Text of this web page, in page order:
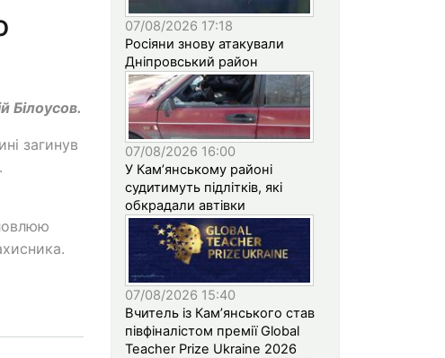
Білоусов.
загинув
07/08/2026 17:18
Росіяни знову атакували
Дніпровський район
07/08/2026 16:00
У Кам’янському районі
судитимуть підлітків, які
обкрадали автівки
07/08/2026 15:40
Вчитель із Кам’янського став
півфіналістом премії Global
Teacher Prize Ukraine 2026